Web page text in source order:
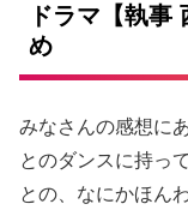
ドラマ【執事
め
みなさんの感想に
とのダンスに持っ
との、なにかほん